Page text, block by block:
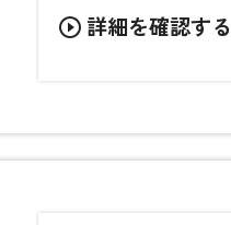
play_circle_outline 詳細を確認する